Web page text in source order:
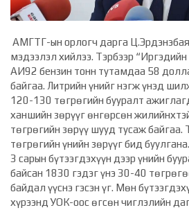
АМГТГ-ын орлогч дарга
мэдээлэл хийлээ. Тэрбээр
АИ92 бензин тонн тутамдаа 58
байгаа. Литрийн үнийг нэгж үнэд
120-130 төгрөгийн бууралт
ханшийн зөрүүг өнгөрсөн
төгрөгийн зөрүү шууд тусаж байгаа.
төгрөгийн үнийн зөрүүг бид
3 сарын бүтээгдэхүүн дээр үнийн
байсан 1830 гэдэг үнэ 30-40
байдал үүснэ гэсэн үг. Мөн
хүрээнд УОК-оос өгсөн чиглэлийн